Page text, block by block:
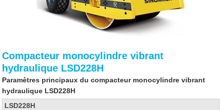
Compacteur monocylindre vibrant
hydraulique LSD228H
Paramètres principaux du compacteur monocylindre vibrant
hydraulique LSD228H
LSD228H